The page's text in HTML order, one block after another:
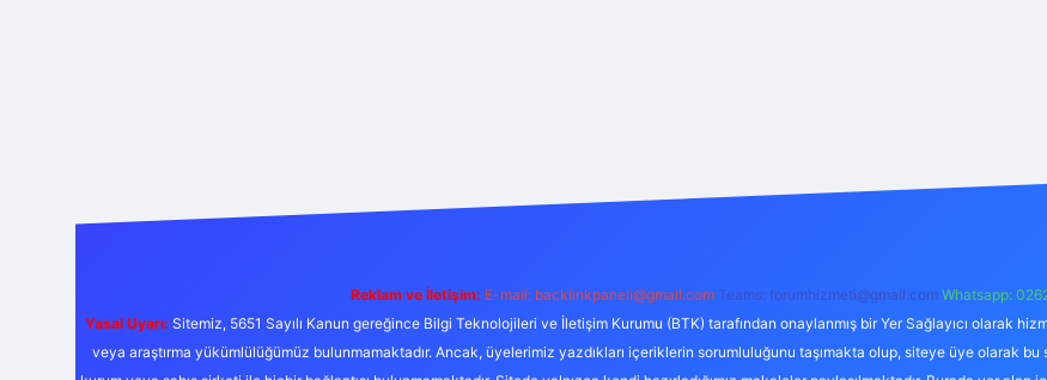
Reklam ve İletişim: E-mail: backlinkpaneli@gmail.com Teams: forumhizmeti@gmail.com Whatsapp:
Yasal Uyarı: Sitemiz, 5651 Sayılı Kanun gereğince Bilgi Teknolojileri ve İletişim Kurumu (BTK) tarafından onaylanmış bir Yer Sağlayıcı olarak
veya araştırma yükümlülüğümüz bulunmamaktadır. Ancak, üyelerimiz yazdıkları içeriklerin sorumluluğunu taşımakta olup, siteye üye olarak